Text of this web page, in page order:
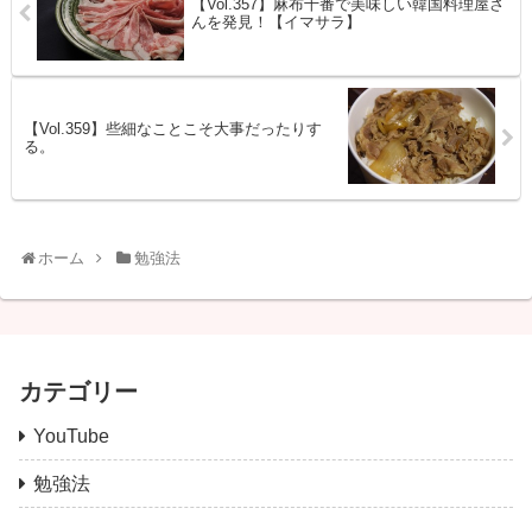
【Vol.357】麻布十番で美味しい韓国料理屋さ
んを発見！【イマサラ】
【Vol.359】些細なことこそ大事だったりす
る。
ホーム 勉強法
カテゴリー
YouTube
勉強法